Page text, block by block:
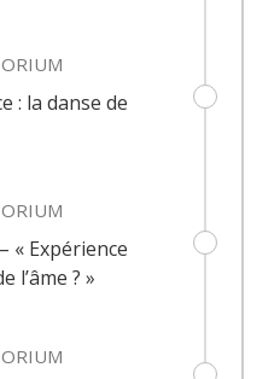
: la danse de
« Expérience
l’âme ? »